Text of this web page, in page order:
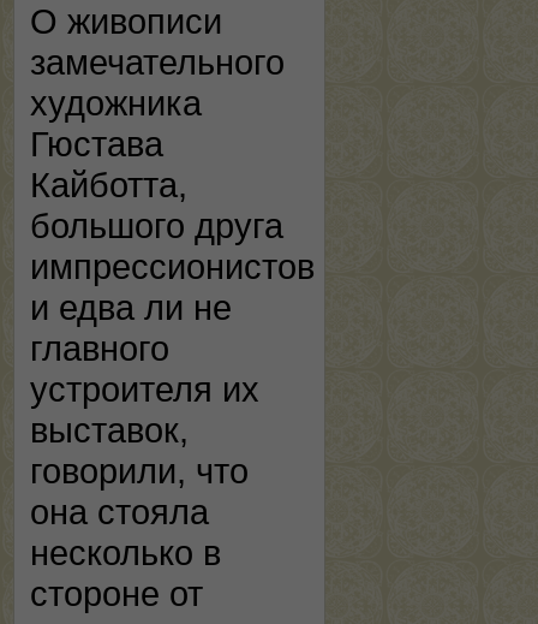
О живописи
замечательного
художника
Гюстава
Кайботта,
большого друга
импрессионистов
и едва ли не
главного
устроителя их
выставок,
говорили, что
она стояла
несколько в
стороне от